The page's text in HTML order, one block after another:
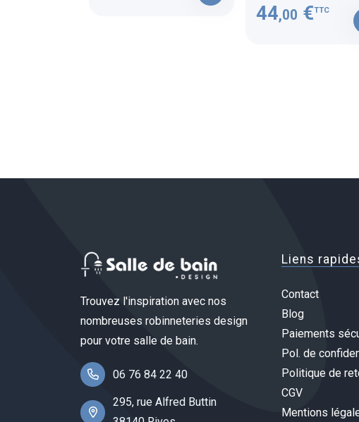
44,00 €TTC
Trouvez l'inspiration avec nos
nombreuses robinneteries design
pour votre salle de bain.
06 76 84 22 40
295, rue Alfred Buttin
Liens
Contact
Blog
Paiements
Pol. de
Politique de
CGV
Mentions